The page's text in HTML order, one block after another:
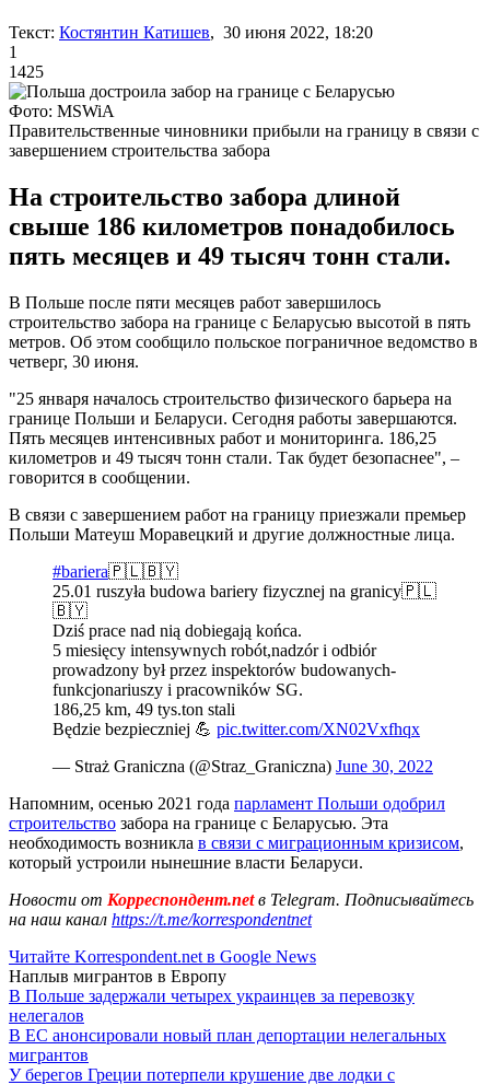
Текст: Костянтин Катишев, 30 июня 2022, 18:20
1
1425
Фото: MSWiA
Правительственные чиновники прибыли на границу в связи с
завершением строительства забора
На строительство забора длиной
свыше 186 километров понадобилось
пять месяцев и 49 тысяч тонн стали.
В Польше после пяти месяцев работ завершилось
строительство забора на границе с Беларусью высотой в пять
метров. Об этом сообщило польское пограничное ведомство в
четверг, 30 июня.
"25 января началось строительство физического барьера на
границе Польши и Беларуси. Сегодня работы завершаются.
Пять месяцев интенсивных работ и мониторинга. 186,25
километров и 49 тысяч тонн стали. Так будет безопаснее", –
говорится в сообщении.
В связи с завершением работ на границу приезжали премьер
Польши Матеуш Моравецкий и другие должностные лица.
#bariera🇵🇱🇧🇾
25.01 ruszyła budowa bariery fizycznej na granicy🇵🇱
🇧🇾
Dziś prace nad nią dobiegają końca.
5 miesięcy intensywnych robót,nadzór i odbiór
prowadzony był przez inspektorów budowanych-
funkcjonariuszy i pracowników SG.
186,25 km, 49 tys.ton stali
Będzie bezpieczniej 💪 pic.twitter.com/XN02Vxfhqx
— Straż Graniczna (@Straz_Graniczna) June 30, 2022
Напомним, осенью 2021 года парламент Польши одобрил
строительство забора на границе с Беларусью. Эта
необходимость возникла в связи с миграционным кризисом,
который устроили нынешние власти Беларуси.
Новости от Корреспондент.netв Telegram. Подписывайтесь
на наш канал https://t.me/korrespondentnet
Читайте Korrespondent.net в Google News
Наплыв мигрантов в Европу
В Польше задержали четырех украинцев за перевозку
нелегалов
В ЕС анонсировали новый план депортации нелегальных
мигрантов
У берегов Греции потерпели крушение две лодки с